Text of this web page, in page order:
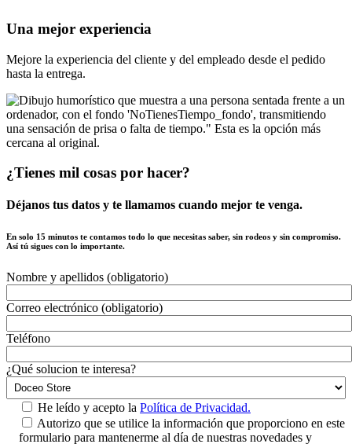
Una mejor experiencia
Mejore la experiencia del cliente y del empleado desde el pedido
hasta la entrega.
¿Tienes mil cosas por hacer?
Déjanos tus datos y te llamamos cuando mejor te venga.
En solo 15 minutos te contamos todo lo que necesitas saber, sin rodeos y sin compromiso.
Así tú sigues con lo importante.
Nombre y apellidos (obligatorio)
Correo electrónico (obligatorio)
Teléfono
¿Qué solucion te interesa?
He leído y acepto la Política de Privacidad.
Autorizo que se utilice la información que proporciono en este
formulario para mantenerme al día de nuestras novedades y